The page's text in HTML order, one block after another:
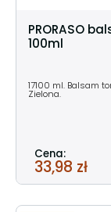
PRORASO
100ml
17100 ml. Balsam
Zielona.
Cena:
33,98 zł